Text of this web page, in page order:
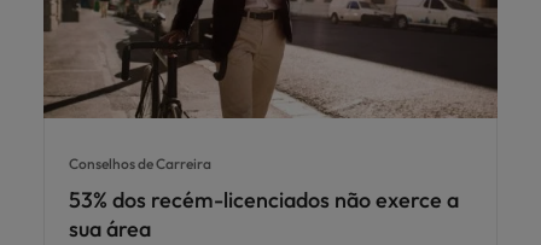
Conselhos de Carreira
53% dos recém-licenciados não exerce a
sua área